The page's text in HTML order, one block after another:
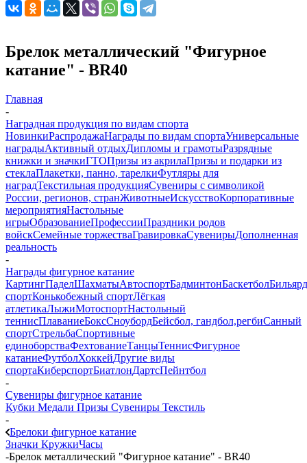
Брелок металлический "Фигурное
катание" - BR40
Главная
-
Наградная продукция по видам спорта
НовинкиРаспродажаНаграды по видам спортаУниверсальные
наградыАктивный отдыхДипломы и грамотыРазрядные
книжки и значкиГТОПризы из акрилаПризы и подарки из
стеклаПлакетки, панно, тарелкиФутляры для
наградТекстильная продукцияСувениры с символикой
России, регионов, странЖивотныеИскусствоКорпоративные
мероприятияНастольные
игрыОбразованиеПрофессииПраздники родов
войскСемейные торжестваГравировкаСувенирыДополненная
реальность
-
Награды фигурное катание
КартингПаделШахматыАвтоспортБадминтонБаскетболБильярд
спортКонькобежный спортЛёгкая
атлетикаЛыжиМотоспортНастольный
теннисПлаваниеБоксСноубордБейсбол, гандбол,регбиСанный
спортСтрельбаСпортивные
единоборстваФехтованиеТанцыТеннисФигурное
катаниеФутболХоккейДругие виды
спортаКиберспортБиатлонДартсПейнтбол
-
Сувениры фигурное катание
Кубки Медали Призы Сувениры Текстиль
-
Брелоки фигурное катание
Значки КружкиЧасы
-Брелок металлический "Фигурное катание" - BR40